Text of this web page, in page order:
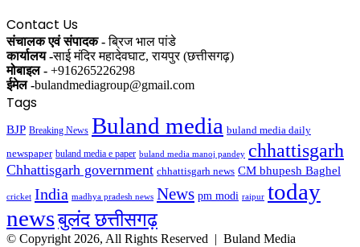
Contact Us
संचालक एवं संपादक -ब्रिज भाल पांडे
कार्यालय -साई मंदिर महादेवघाट, रायपुर (छत्तीसगढ़)
मोबाइल - +916265226298
ईमेल -bulandmediagroup@gmail.com
Tags
BJP Breaking News Buland media buland media daily
newspaper buland media e paper buland media manoj pandey chhattisgarh
Chhattisgarh government chhattisgarh news CM bhupesh Baghel
cricket India madhya pradesh news News pm modi raipur today
newsबुलंद छत्तीसगढ़
© Copyright 2026, All Rights Reserved | Buland Media